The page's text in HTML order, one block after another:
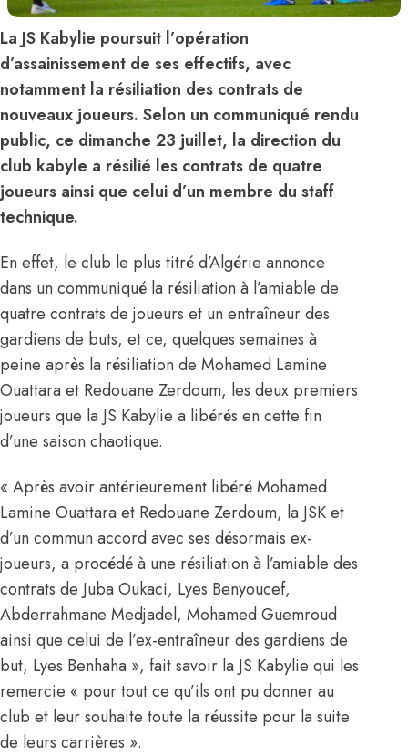
La JS Kabylie poursuit l’opération
d’assainissement de ses effectifs, avec
notamment la résiliation des contrats de
nouveaux joueurs. Selon un communiqué rendu
public, ce dimanche 23 juillet, la direction du
club kabyle a résilié les contrats de quatre
joueurs ainsi que celui d’un membre du staff
technique.
En effet, le club le plus titré d’Algérie annonce
dans un communiqué la résiliation à l’amiable de
quatre contrats de joueurs et un entraîneur des
gardiens de buts, et ce, quelques semaines à
peine après la résiliation de Mohamed Lamine
Ouattara et Redouane Zerdoum, les deux premiers
joueurs que la JS Kabylie a libérés en cette fin
d’une saison chaotique.
« Après avoir antérieurement libéré Mohamed
Lamine Ouattara et Redouane Zerdoum, la JSK et
d’un commun accord avec ses désormais ex-
joueurs, a procédé à une résiliation à l’amiable des
contrats de Juba Oukaci, Lyes Benyoucef,
Abderrahmane Medjadel, Mohamed Guemroud
ainsi que celui de l’ex-entraîneur des gardiens de
but, Lyes Benhaha », fait savoir la JS Kabylie qui les
remercie « pour tout ce qu’ils ont pu donner au
club et leur souhaite toute la réussite pour la suite
de leurs carrières ».